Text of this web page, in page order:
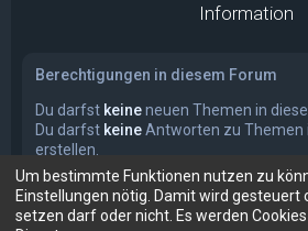
Information
Berechtigungen in diesem Forum
Du darfst keineneuen Themen in
Du darfst keineAntworten zu Themen
erstellen.
Du darfst deine Beiträge in diesem
Du darfst deine Beiträge in diesem
Du darfstkeineDateianhänge in
Um bestimmte Funktionen nutzen zu
Einstellungen nötig. Damit wird gesteuert
setzen darf oder nicht. Es werden